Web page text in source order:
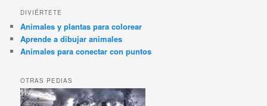
DIVIÉRTETE
Animales y plantas para colorear
Aprende a dibujar animales
Animales para conectar con puntos
OTRAS PEDIAS